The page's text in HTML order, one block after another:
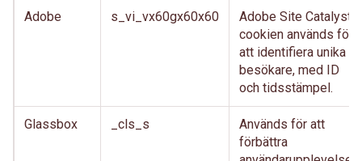
Adobe s_vi_vx60gx60x60
Adobe Site Catalyst-
cookien används för
att identifiera unika
besökare, med ID
och tidsstämpel.
Glassbox _cls_s
Används för att
förbättra